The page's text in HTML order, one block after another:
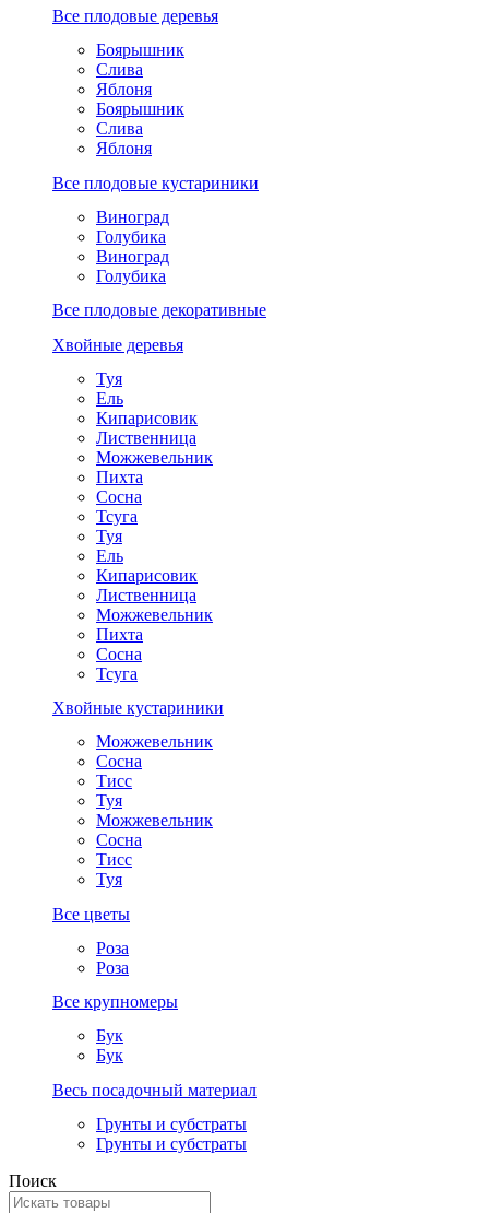
Все плодовые деревья
Боярышник
Слива
Яблоня
Боярышник
Слива
Яблоня
Все плодовые кустариники
Виноград
Голубика
Виноград
Голубика
Все плодовые декоративные
Хвойные деревья
Туя
Ель
Кипарисовик
Лиственница
Можжевельник
Пихта
Сосна
Тсуга
Туя
Ель
Кипарисовик
Лиственница
Можжевельник
Пихта
Сосна
Тсуга
Хвойные кустариники
Можжевельник
Сосна
Тисс
Туя
Можжевельник
Сосна
Тисс
Туя
Все цветы
Роза
Роза
Все крупномеры
Бук
Бук
Весь посадочный материал
Грунты и субстраты
Грунты и субстраты
Поиск